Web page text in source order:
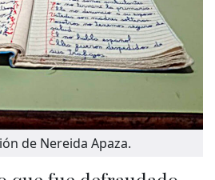
de Nereida Apaza.